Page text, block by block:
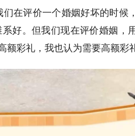
们在评价一个婚姻好坏的时候
好。但我们现在评价婚姻，
彩礼，我也认为需要高额彩